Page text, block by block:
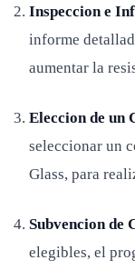
Inspeccion e
informe
aumentar la
Eleccion de un
seleccionar un
Glass, para
Subvencion de
elegibles, el